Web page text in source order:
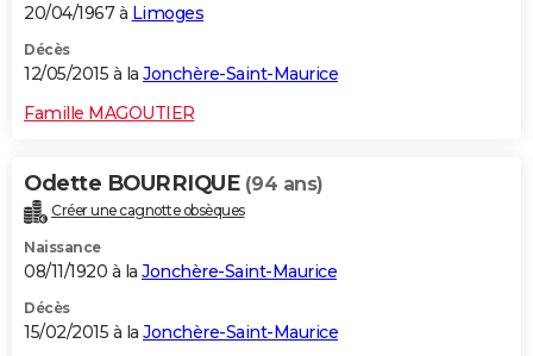
20/04/1967 à Limoges
Décès
12/05/2015 à la Jonchère-Saint-Maurice
Famille MAGOUTIER
Odette BOURRIQUE (94 ans)
Créer une cagnotte obsèques
Naissance
08/11/1920 à la Jonchère-Saint-Maurice
Décès
15/02/2015 à la Jonchère-Saint-Maurice